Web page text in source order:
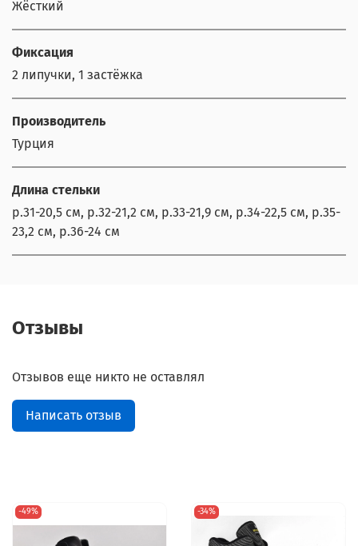
Жёсткий
Фиксация
2 липучки, 1 застёжка
Производитель
Турция
Длина стельки
р.31-20,5 см, р.32-21,2 см, р.33-21,9 см, р.34-22,5 см, р.35-
23,2 см, р.36-24 см
Отзывы
Отзывов еще никто не оставлял
Написать отзыв
-49% -34%